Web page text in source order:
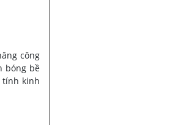
công
bóng bề
tính kinh